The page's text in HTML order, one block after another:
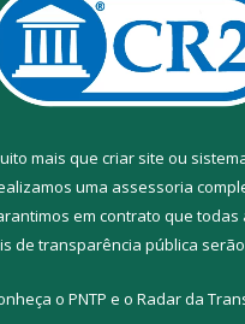
mais que criar site ou
uma assessoria
em contrato que todas
de transparência pública
o PNTP e o Radar da